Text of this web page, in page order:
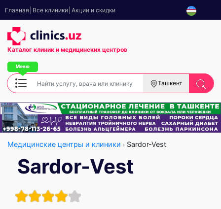
Главная Все клиники Акции и скидки
Каталог клиник и медицинских центров
Ташкент
Медицинские центры и клиники Sardor-Vest
Sardor-Vest